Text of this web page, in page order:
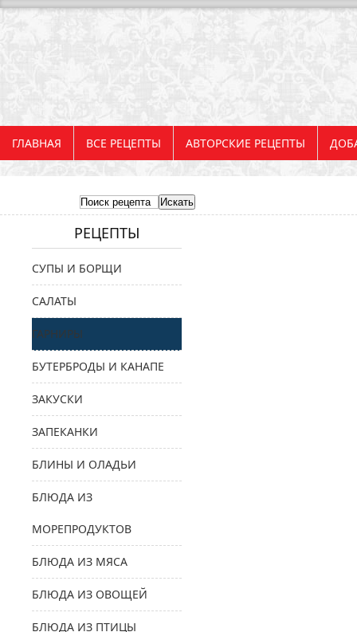
ГЛАВНАЯ ВСЕ РЕЦЕПТЫ АВТОРСКИЕ РЕЦЕПТЫ
РЕЦЕПТЫ
СУПЫ И БОРЩИ
САЛАТЫ
ГАРНИРЫ
БУТЕРБРОДЫ И КАНАПЕ
ЗАКУСКИ
ЗАПЕКАНКИ
БЛИНЫ И ОЛАДЬИ
БЛЮДА ИЗ
МОРЕПРОДУКТОВ
БЛЮДА ИЗ МЯСА
БЛЮДА ИЗ ОВОЩЕЙ
БЛЮДА ИЗ ПТИЦЫ